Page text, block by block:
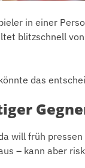
in einer
blitzschnell
das
will früh
– kann aber